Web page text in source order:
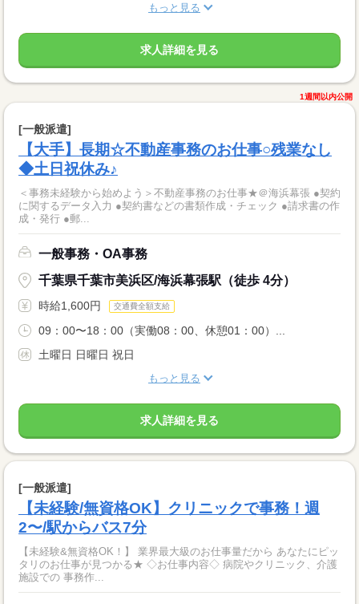
もっと見る
求人詳細を見る
1週間以内公開
[一般派遣]
【大手】長期☆不動産事務のお仕事○残業なし
◆土日祝休み♪
＜事務未経験から始めよう＞不動産事務のお仕事★＠海浜幕張 ●契約
に関するデータ入力 ●契約書などの書類作成・チェック ●請求書の作
成・発行 ●郵...
一般事務・OA事務
千葉県千葉市美浜区/海浜幕張駅（徒歩 4分）
時給1,600円 交通費全額支給
09：00〜18：00（実働08：00、休憩01：00）...
土曜日 日曜日 祝日
もっと見る
求人詳細を見る
[一般派遣]
【未経験/無資格OK】クリニックで事務！週
2〜/駅からバス7分
【未経験&無資格OK！】 業界最大級のお仕事量だから あなたにピッ
タリのお仕事が見つかる★ ◇お仕事内容◇ 病院やクリニック、介護
施設での 事務作...